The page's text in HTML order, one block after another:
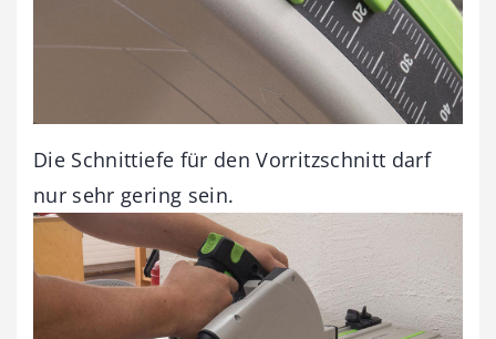
Die Schnittiefe für den Vorritzschnitt darf
nur sehr gering sein.